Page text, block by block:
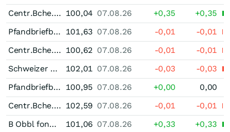
Centr.Bche.Cant 1,75 % bis 09/26 100,04 07.08.26 +0,35
+0,35
Pfandbriefbank der schweizerischen Hypothekarinstitute Pfandbrief 1,50 % bis 01/28
101,63 07.08.26 -0,01
-0,01
Centr.Bche.Cant 1,375 % bis 03/27 100,62 07.08.26 -0,01
-0,01
Schweizer Kantonalbanken Pfandbrief 1,625 % bis 04/28
102,01 07.08.26 -0,03
-0,03
Pfandbriefbank der schweizerischen Hypothekarinstitute Pfandbrief 1,50 % bis 04/27
100,95 07.08.26 +0,00
0,00
Centr.Bche.Cant 1,50 % bis 05/29 102,59 07.08.26 -0,01
-0,01
B Obbl fond Ist 1,375 % bis 08/27
101,06 07.08.26 +0,33
+0,33